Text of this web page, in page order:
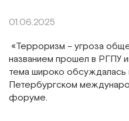
01.06.2025
«Терроризм – угроза
названием прошел в РГПУ
тема широко
Петербургском
форуме.